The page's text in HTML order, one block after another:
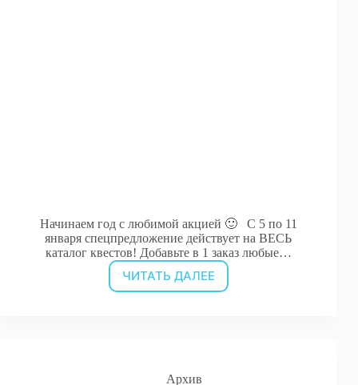
Начинаем год с любимой акцией 🙂 С 5 по 11
января спецпредложение действует на ВЕСЬ
каталог квестов! Добавьте в 1 заказ любые…
ЧИТАТЬ ДАЛЕЕ
Набор
Архив